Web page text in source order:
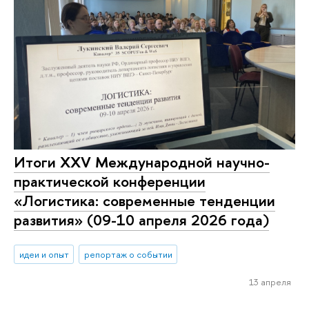
Итоги XXV Международной научно-
практической конференции
«Логистика: современные тенденции
развития» (09-10 апреля 2026 года)
идеи и опыт репортаж о событии
13 апреля